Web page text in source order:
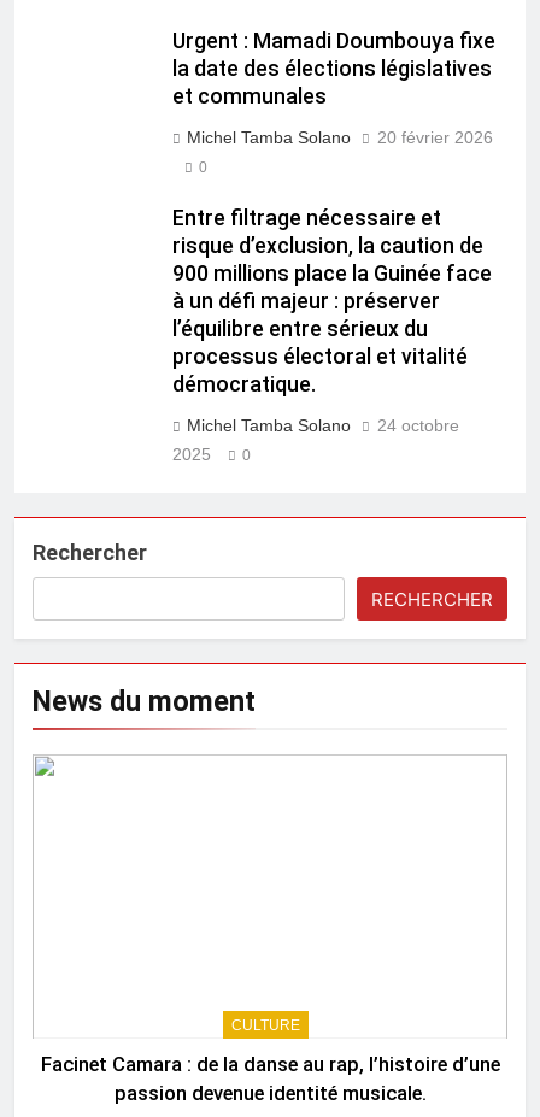
Urgent : Mamadi Doumbouya fixe
la date des élections législatives
et communales
Michel Tamba Solano 20 février 2026
0
Entre filtrage nécessaire et
risque d’exclusion, la caution de
900 millions place la Guinée face
à un défi majeur : préserver
l’équilibre entre sérieux du
processus électoral et vitalité
démocratique.
Michel Tamba Solano
24 octobre
2025
0
Rechercher
RECHERCHER
News du moment
CULTURE
Facinet Camara : de la danse au rap, l’histoire d’une
passion devenue identité musicale.